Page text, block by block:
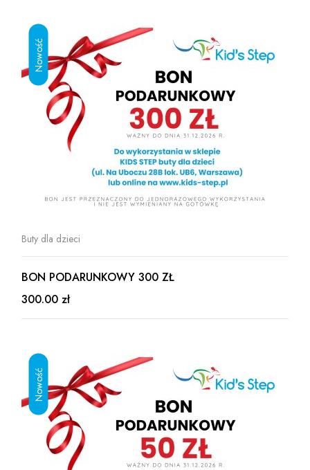
Buty dla dzieci
BON PODARUNKOWY 300 ZŁ
300.00 zł